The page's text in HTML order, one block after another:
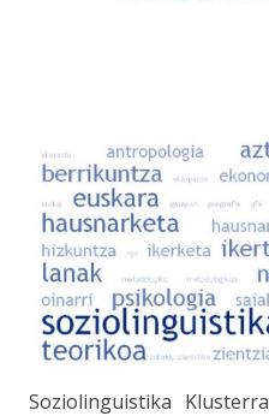
Soziolinguistika Klusterra